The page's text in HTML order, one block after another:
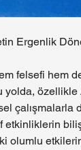
Ergenlik
felsefi hem
yolda,
olumlu